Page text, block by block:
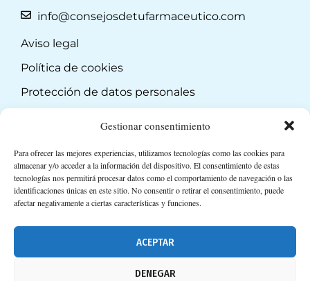
Gestionar consentimiento
Para ofrecer las mejores experiencias, utilizamos tecnologías como las cookies para
almacenar y/o acceder a la información del dispositivo. El consentimiento de estas
tecnologías nos permitirá procesar datos como el comportamiento de navegación o las
identificaciones únicas en este sitio. No consentir o retirar el consentimiento, puede
afectar negativamente a ciertas características y funciones.
ACEPTAR
DENEGAR
info@consejosdetufarmaceutico.com
Aviso legal
Política de cookies
Protección de datos personales